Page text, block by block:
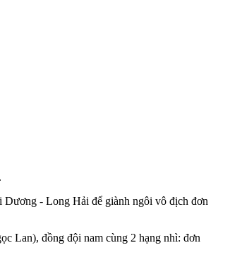
Dương - Long Hải để giành ngôi vô địch đơn
Lan), đồng đội nam cùng 2 hạng nhì: đơn